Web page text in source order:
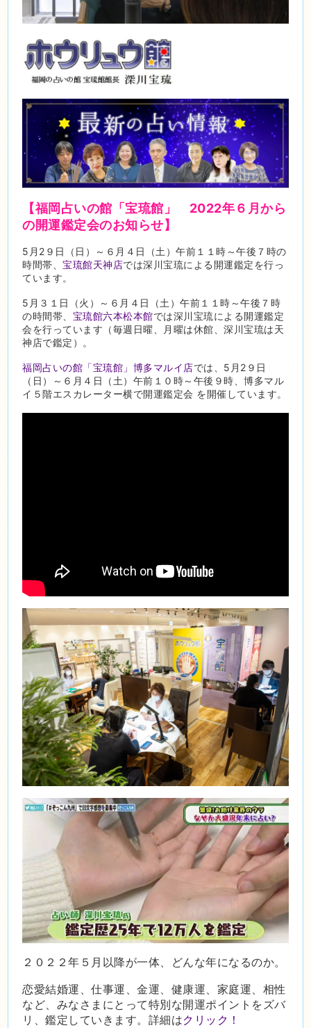
【福岡占いの館「宝琉館」 2022年６月から
の開運鑑定会のお知らせ】
5月2９日（日）～６月４日（土）午前１１時～午後７時の
時間帯、宝琉館天神店では深川宝琉による開運鑑定を行っ
ています。
5月３１日（火）～６月４日（土）午前１１時～午後７時
の時間帯、 宝琉館六本松本館では深川宝琉による開運鑑定
会を行っています（毎週日曜、月曜は休館、深川宝琉は天
神店で鑑定）。
福岡占いの館「宝琉館」博多マルイ店では、5月2９日
（日）～６月４日（土）午前１０時～午後９時、博多マル
イ５階エスカレーター横で開運鑑定会 を開催しています。
２０２２年５月以降が一体、どんな年になるのか。
恋愛結婚運、仕事運、金運、健康運、家庭運、相性
など、みなさまにとって特別な開運ポイントをズバ
リ、鑑定していきます。詳細はクリック！